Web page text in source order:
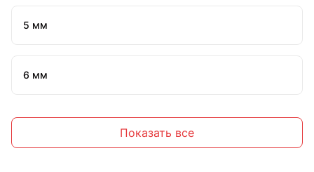
5 мм
6 мм
Показать все